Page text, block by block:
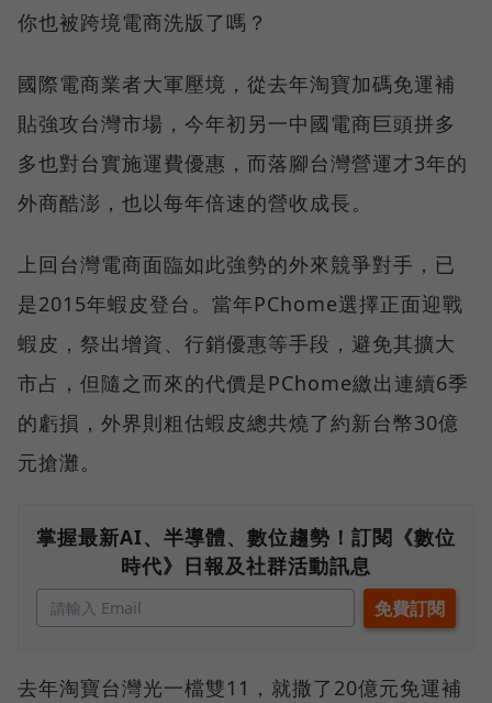
你也被跨境電商洗版了嗎？
國際電商業者大軍壓境，從去年淘寶加碼免運補
貼強攻台灣市場，今年初另一中國電商巨頭拼多
多也對台實施運費優惠，而落腳台灣營運才3年的
外商酷澎，也以每年倍速的營收成長。
上回台灣電商面臨如此強勢的外來競爭對手，已
是2015年蝦皮登台。當年PChome選擇正面迎戰
蝦皮，祭出增資、行銷優惠等手段，避免其擴大
市占，但隨之而來的代價是PChome繳出連續6季
的虧損，外界則粗估蝦皮總共燒了約新台幣30億
元搶灘。
掌握最新AI、半導體、數位趨勢！訂閱《數位
時代》日報及社群活動訊息
去年淘寶台灣光一檔雙11，就撒了20億元免運補